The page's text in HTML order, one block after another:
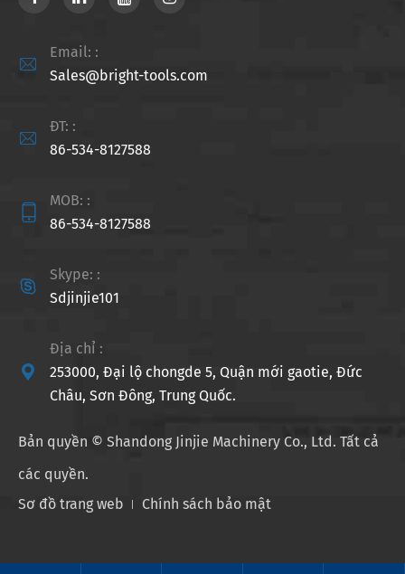

Email: :
Sales@bright-tools.com

ĐT: :
86-534-8127588

MOB: :
86-534-8127588

Skype: :
Sdjinjie101

Địa chỉ :
253000, Đại lộ chongde 5, Quận mới gaotie, Đức
Châu, Sơn Đông, Trung Quốc.
Bản quyền © Shandong Jinjie Machinery Co., Ltd. Tất cả
các quyền.
Sơ đồ trang web
Chính sách bảo mật